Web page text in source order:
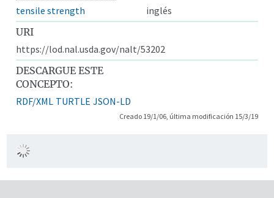
tensile strength
inglés
URI
https://lod.nal.usda.gov/nalt/53202
DESCARGUE ESTE
CONCEPTO:
RDF/XML TURTLE JSON-LD
Creado 19/1/06, última modificación 15/3/19